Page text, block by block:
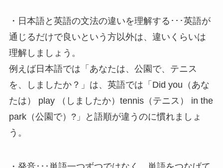
・日本語と英語の文法の違いを理解する･･･英語が
通じるだけで良いという方以外は、違いくらいは
理解しましょう。
例えば日本語では「あなたは、公園で、テニス
を、しましたか？」は、英語では「Did you（あな
たは） play （しましたか）tennis（テニス） in the
park（公園で）?」と語順が違うのに慣れましょ
う。